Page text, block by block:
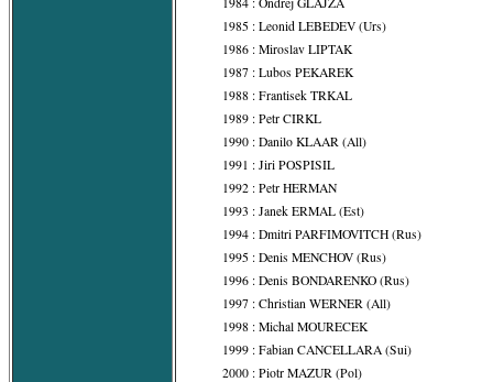
1985 : Leonid LEBEDEV (Urs)
1986 : Miroslav LIPTAK
1987 : Lubos PEKAREK
1988 : Frantisek TRKAL
1989 : Petr CIRKL
1990 : Danilo KLAAR (All)
1991 : Jiri POSPISIL
1992 : Petr HERMAN
1993 : Janek ERMAL (Est)
1994 : Dmitri PARFIMOVITCH (Rus)
1995 : Denis MENCHOV (Rus)
1996 : Denis BONDARENKO (Rus)
1997 : Christian WERNER (All)
1998 : Michal MOURECEK
1999 : Fabian CANCELLARA (Sui)
2000 : Piotr MAZUR (Pol)